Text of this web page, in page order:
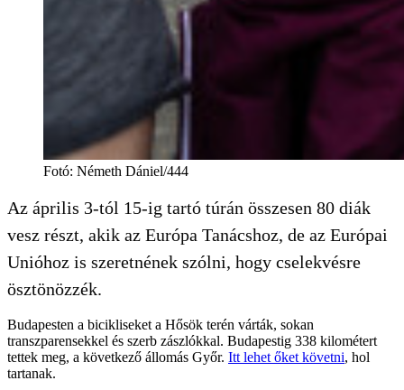
Fotó: Németh Dániel/444
Az április 3-tól 15-ig tartó túrán összesen 80 diák
vesz részt, akik az Európa Tanácshoz, de az Európai
Unióhoz is szeretnének szólni, hogy cselekvésre
ösztönözzék.
Budapesten a bicikliseket a Hősök terén várták, sokan
transzparensekkel és szerb zászlókkal. Budapestig 338 kilométert
tettek meg, a következő állomás Győr. Itt lehet őket követni, hol
tartanak.